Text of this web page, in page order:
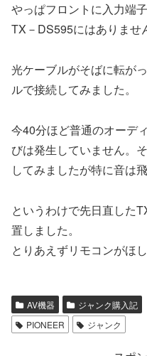
やっぱフロントに入力端
TX－DS595にはありませ
光ケーブルがそばに転が
ルで接続してみました。
今40分ほど普通のオーデ
びは発生していません。
してみましたが特に音は
というわけで先日直した
置しました。
とりあえずリモコンがほ
AV機器 ジャンク購入記
PIONEER
ジャンク